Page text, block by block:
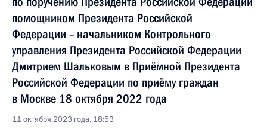
помощником Президента Российской
Федерации – начальником Контрольного
управления Президента Российской Федерации
Дмитрием Шальковым в Приёмной Президента
Российской Федерации по приёму граждан
в Москве 18 октября 2022 года
11 октября 2023 года, 18:53